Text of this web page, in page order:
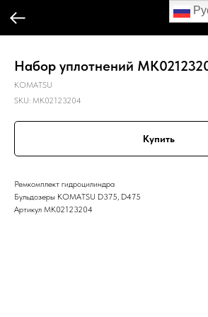
Набор уплотнений
KOMATSU
SKU: MK02123204
Купить
Ремкомплект гидроцилиндра
Бульдозеры KOMATSU D375, D475
Артикул MK02123204